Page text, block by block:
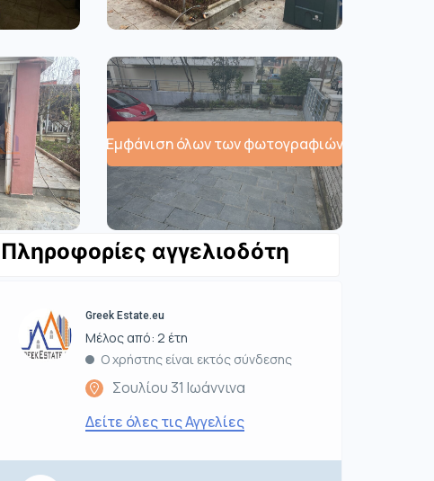
Εμφάνιση όλων των φωτογραφιών
Πληροφορίες αγγελιοδότη
Greek Estate.eu
Μέλος από: 2 έτη
Ο χρήστης είναι εκτός σύνδεσης
Σουλίου 31 Ιωάννινα
Δείτε όλες τις Αγγελίες